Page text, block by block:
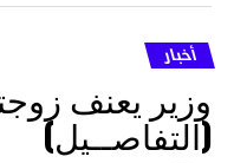
أخبار
وزير يعنف
(التفاصــيل)